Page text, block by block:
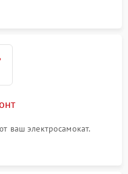
ваш электросамокат.